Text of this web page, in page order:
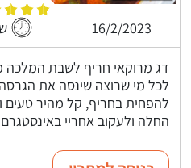
16/2/2023
דג מרוקאי חריף לשבת המלכה
לכל מי שרוצה שינסה את
להפחית בחריף, קל מהיר טעים
החלה ולעקוב אחריי